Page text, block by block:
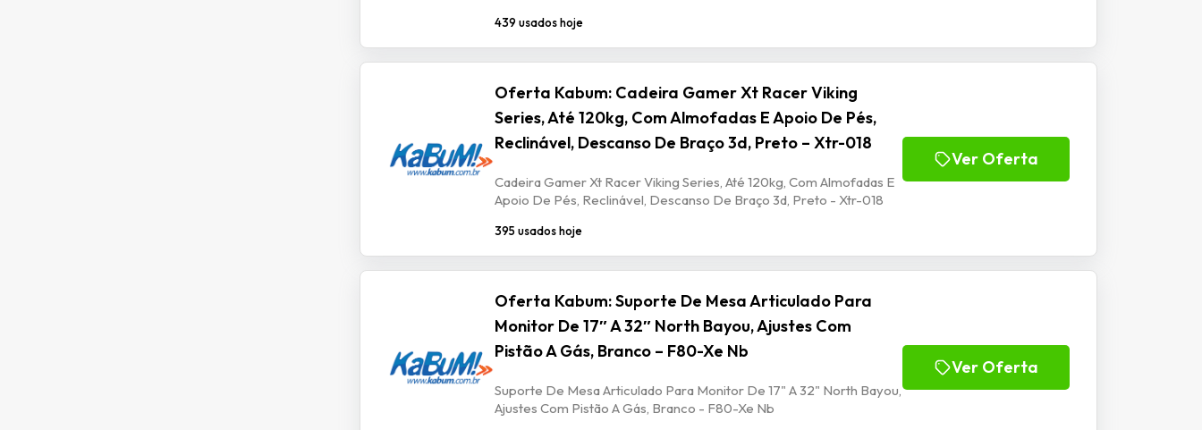
439 usados hoje
Oferta Kabum: Cadeira Gamer Xt Racer Viking
Series, Até 120kg, Com Almofadas E Apoio De Pés,
Reclinável, Descanso De Braço 3d, Preto – Xtr-018
Cadeira Gamer Xt Racer Viking Series, Até 120kg, Com Almofadas E
Apoio De Pés, Reclinável, Descanso De Braço 3d, Preto - Xtr-018
395 usados hoje
Ver Oferta
Oferta Kabum: Suporte De Mesa Articulado Para
Monitor De 17″ A 32″ North Bayou, Ajustes Com
Pistão A Gás, Branco – F80-Xe Nb
Suporte De Mesa Articulado Para Monitor De 17" A 32" North Bayou,
Ajustes Com Pistão A Gás, Branco - F80-Xe Nb
Ver Oferta